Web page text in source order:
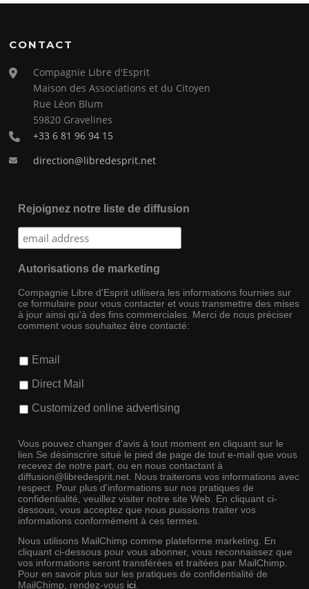
CONTACT
Compagnie Libre d'Esprit
Maison des Associations et du Citoyen
Rue Léon Blum
59820 Gravelines
+33 6 81 96 94 15
direction@libredesprit.net
Rejoignez notre liste de diffusion
Autorisations de marketing
Compagnie Libre d'Esprit utilisera les informations fournies sur
ce formulaire pour vous contacter et vous transmettre des mises
à jour ainsi qu'à des fins commerciales. Merci de nous préciser
comment vous souhaitez être contacté:
Email
Direct Mail
Customized online advertising
Vous pouvez changer d'avis à tout moment en cliquant sur le
lien Se désinscrire situé le pied de page de tout e-mail que vous
recevez de notre part, ou en nous contactant à
diffusion@libredesprit.net. Nous traiterons vos informations avec
respect. Pour plus d'informations sur nos pratiques de
confidentialité, veuillez visiter notre site Web. En cliquant ci-
dessous, vous acceptez que nous puissions traiter vos
informations conformément à ces termes.
Nous utilisons MailChimp comme plateforme marketing. En
cliquant ci-dessous pour vous abonner, vous reconnaissez que
vos informations seront transférées et traitées par MailChimp.
Pour en savoir plus sur les pratiques de confidentialité de
MailChimp, rendez-vous ici.